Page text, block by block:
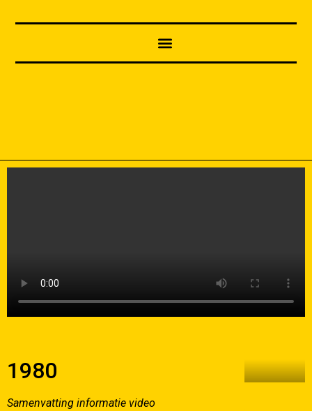
1980
Samenvatting informatie video